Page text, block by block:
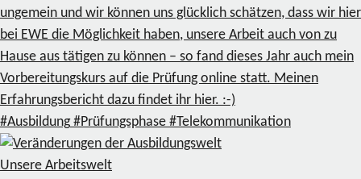
ungemein und wir können uns glücklich schätzen, dass wir hier
bei EWE die Möglichkeit haben, unsere Arbeit auch von zu
Hause aus tätigen zu können – so fand dieses Jahr auch mein
Vorbereitungskurs auf die Prüfung online statt. Meinen
Erfahrungsbericht dazu findet ihr hier. :-)
#Ausbildung #Prüfungsphase #Telekommunikation
Unsere Arbeitswelt